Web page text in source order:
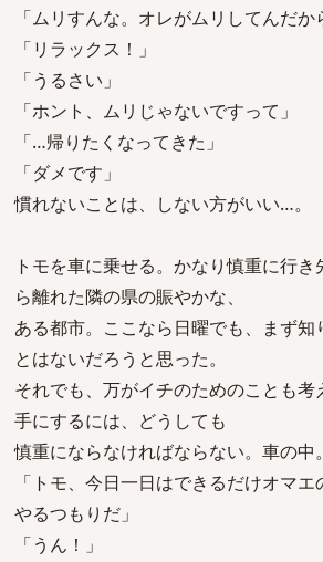
「ムリすんな。オレがムリしてんだか
「リラックス！」
「うるさい」
「ホント、ムリじゃないですって」
「…帰りたくなってきた」
「ダメです」
慣れないことは、しない方がいい…。
トモを車に乗せる。かなり慎重に行
ら離れた隣の県の賑やかな、
ある都市。ここなら日曜でも、まず知
とはないだろうと思った。
それでも、万がイチのためのことも考
手にするには、どうしても
慎重にならなければならない。車の中。
「トモ、今日一日はできるだけオマ
やるつもりだ」
「うん！」